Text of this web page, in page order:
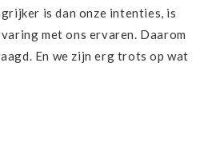
is dan onze intenties, is
met ons ervaren. Daarom
En we zijn erg trots op wat